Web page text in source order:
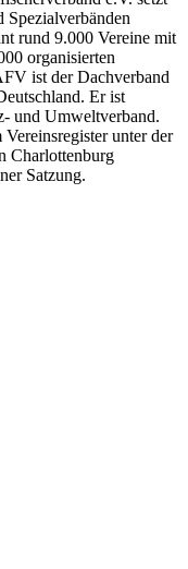
Spezialverbänden
rund 9.000 Vereine mit
organisierten
ist der Dachverband
Er ist
und Umweltverband.
unter der
Charlottenburg
Satzung.